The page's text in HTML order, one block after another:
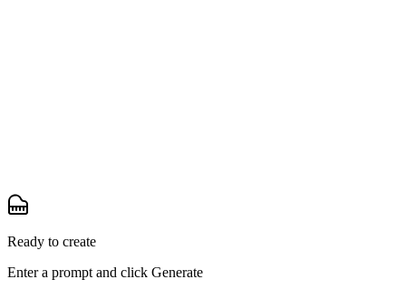
Ready to create
Enter a prompt and click Generate